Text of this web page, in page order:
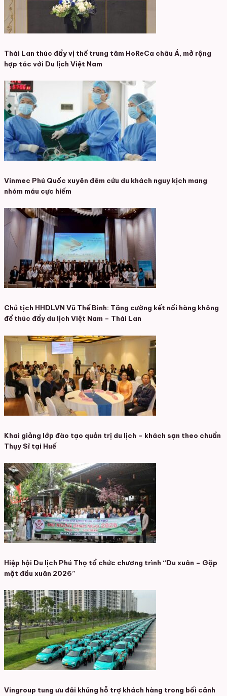
Thái Lan thúc đẩy vị thế trung tâm HoReCa châu Á, mở rộng
hợp tác với Du lịch Việt Nam
Vinmec Phú Quốc xuyên đêm cứu du khách nguy kịch mang
nhóm máu cực hiếm
Chủ tịch HHDLVN Vũ Thế Bình: Tăng cường kết nối hàng không
để thúc đẩy du lịch Việt Nam – Thái Lan
Khai giảng lớp đào tạo quản trị du lịch – khách sạn theo chuẩn
Thụy Sĩ tại Huế
Hiệp hội Du lịch Phú Thọ tổ chức chương trình “Du xuân – Gặp
mặt đầu xuân 2026”
Vingroup tung ưu đãi khủng hỗ trợ khách hàng trong bối cảnh